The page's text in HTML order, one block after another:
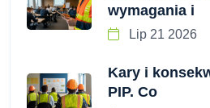
wymagania i
Lip 21 2026
Kary i
PIP. Co